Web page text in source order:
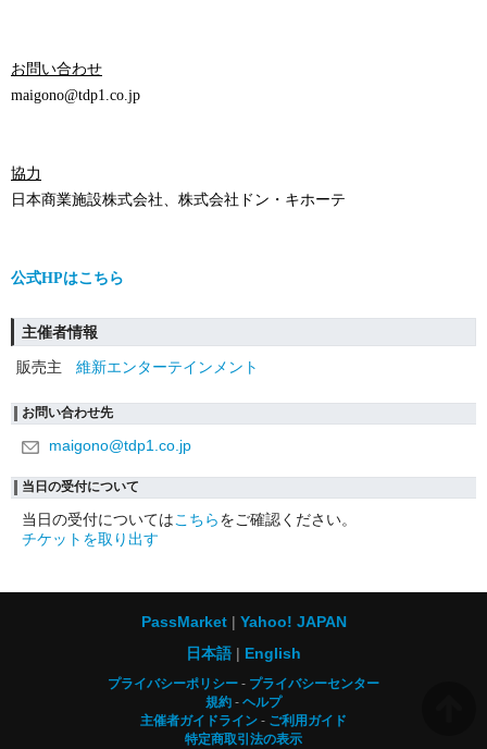
お問い合わせ
maigono@tdp1.co.jp
協力
日本商業施設株式会社、株式会社ドン・キホーテ
公式HPはこちら
主催者情報
販売主
維新エンターテインメント
お問い合わせ先
maigono@tdp1.co.jp
当日の受付について
当日の受付についてはこちらをご確認ください。
チケットを取り出す
PassMarket
Yahoo! JAPAN
日本語
English
プライバシーポリシー
プライバシーセンター
規約
ヘルプ
主催者ガイドライン
ご利用ガイド
特定商取引法の表示